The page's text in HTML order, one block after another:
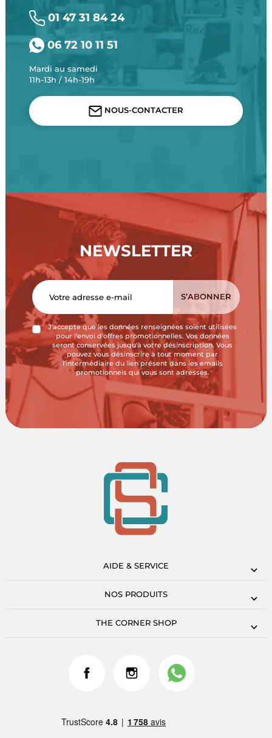
01 47 31 84 24
06 72 10 11 51
Mardi au samedi
11h-13h / 14h-19h
NOUS-CONTACTER
NEWSLETTER
J'accepte que les données renseignées soient utilisées
pour l'envoi d'offres promotionnelles. Vos données
seront conservées jusqu'à votre désinscription. Vous
pouvez vous désinscrire à tout moment par
l'intermédiaire du lien présent dans les emails
promotionnels qui vous sont adressés.
AIDE & SERVICE
NOS PRODUITS
THE CORNER SHOP